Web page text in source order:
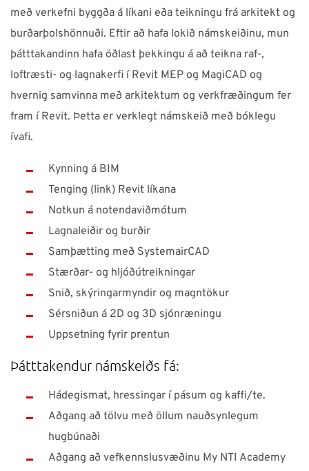
Neðst á síðunni má finna símanúmer, netföng,
opnunartíma ofl. upplýsingar
Ísland NTI Group Brasil Danmark Deutschland
France
með verkefni byggða á líkani eða teikningu frá arkitekt og
burðarþolshönnuði. Eftir að hafa lokið námskeiðinu, mun
þátttakandinn hafa öðlast þekkingu á að teikna raf-,
loftræsti- og lagnakerfi í Revit MEP og MagiCAD og
hvernig samvinna með arkitektum og verkfræðingum fer
fram í Revit. Þetta er verklegt námskeið með bóklegu
ívafi.
Kynning á BIM
Tenging (link) Revit líkana
Notkun á notendaviðmótum
Lagnaleiðir og burðir
Samþætting með SystemairCAD
Stærðar- og hljóðútreikningar
Snið, skýringarmyndir og magntökur
Sérsniðun á 2D og 3D sjónræningu
Uppsetning fyrir prentun
Þátttakendur námskeiðs fá:
Hádegismat, hressingar í pásum og kaffi/te.
Aðgang að tölvu með öllum nauðsynlegum
hugbúnaði
Aðgang að vefkennslusvæðinu My NTI Academy